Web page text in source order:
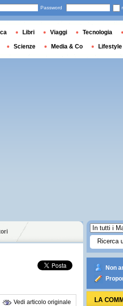
Vedi articolo originale
Non
LA
Password
Libri Viaggi Tecnologia
Scienze Media & Co Lifestyle